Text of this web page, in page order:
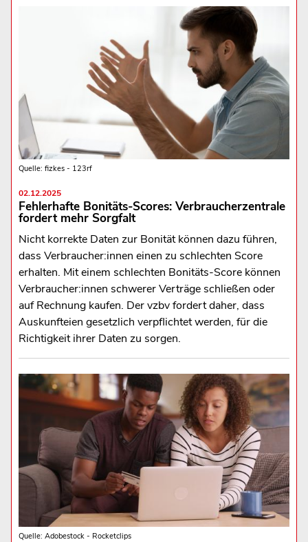
Quelle: fizkes - 123rf
02.12.2025
Fehlerhafte Bonitäts-Scores: Verbraucherzentrale
fordert mehr Sorgfalt
Nicht korrekte Daten zur Bonität können dazu führen,
dass Verbraucher:innen einen zu schlechten Score
erhalten. Mit einem schlechten Bonitäts-Score können
Verbraucher:innen schwerer Verträge schließen oder
auf Rechnung kaufen. Der vzbv fordert daher, dass
Auskunfteien gesetzlich verpflichtet werden, für die
Richtigkeit ihrer Daten zu sorgen.
Quelle: Adobestock - Rocketclips